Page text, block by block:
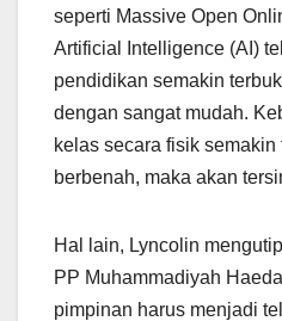
seperti Massive Open
Artificial Intelligence (AI)
pendidikan semakin
dengan sangat mudah.
kelas secara fisik
berbenah, maka akan
Hal lain, Lyncolin
PP Muhammadiyah
pimpinan harus menjadi